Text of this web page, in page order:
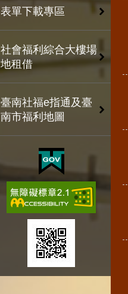
表單下載專區
社會福利綜合大樓場
地租借
臺南社福e指通及臺
南市福利地圖